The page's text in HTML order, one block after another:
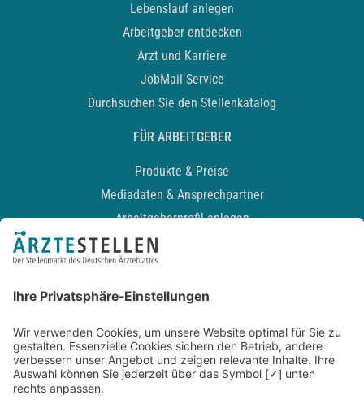
Lebenslauf anlegen
Arbeitgeber entdecken
Arzt und Karriere
JobMail Service
Durchsuchen Sie den Stellenkatalog
FÜR ARBEITGEBER
Produkte & Preise
Mediadaten & Ansprechpartner
Arbeitgeberprofil anlegen
Recruiting-Podcast
Kontakt
Datenschutz
Newsletter